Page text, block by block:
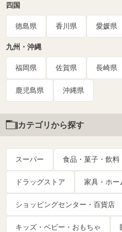
四国
徳島県 香川県 愛媛県
九州・沖縄
福岡県 佐賀県 長崎県
鹿児島県 沖縄県
カテゴリから探す
スーパー 食品・菓子・飲料
ドラッグストア 家具・ホー
ショッピングセンター・百貨店
キッズ・ベビー・おもちゃ